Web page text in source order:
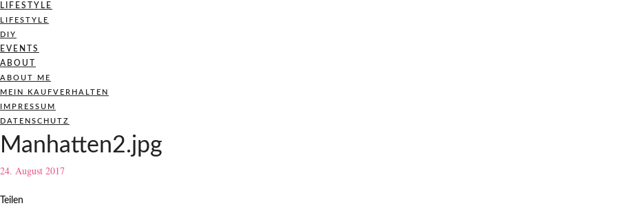
LIFESTYLE
LIFESTYLE
DIY
EVENTS
ABOUT
ABOUT ME
MEIN KAUFVERHALTEN
IMPRESSUM
DATENSCHUTZ
Manhatten2.jpg
24. August 2017
Teilen